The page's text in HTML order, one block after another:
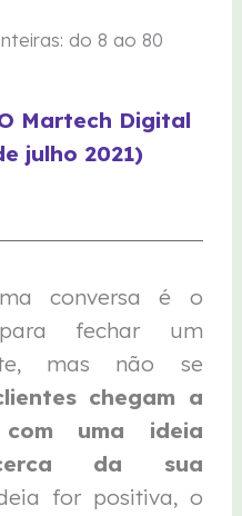
Martech Digital
julho 2021)
conversa é o
fechar um
mas não se
chegam a
com uma ideia
da sua
for positiva, o